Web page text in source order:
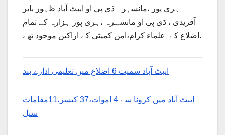
ہری پور ،مانسہرہ ڈی پی او ایبٹ آباد ظہور بابر
آفریدی ، ڈی پی او مانسہرہ ،ہری پور ہزارہ کے تمام
اضلاع کے علماء کرام،امن کمیٹی کے اراکین موجود تھے.
ایبٹ آباد سمیت 6 اضلاع میں تعلیمی ادارے بند
ایبٹ آباد میں کرونا سے 4 اموات،37 کیسز،11مقامات
سیل